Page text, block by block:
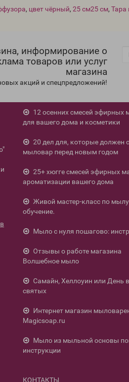
, цвет чёрный,25 см25 см,Тара
информирование о
товаров или услуг
магазина
акций и спецпредложений!
12 осенних смесей эфирных
для вашего дома и косметики
20 дел для, которые должен
мыловар перед новым годом
25+ хюгге смесей эфирных
ароматизации вашего дома
Живой мастер-класс по мылу
обучение.
Мыло с нуля пошагово:
Отзывы о работе магазина
Волшебное мыло
Самайн, Хеллоуин или День
святых
Интернет магазин
Magicsoap.ru
Мыло из мыльной основы
инструкции
КОНТАКТЫ